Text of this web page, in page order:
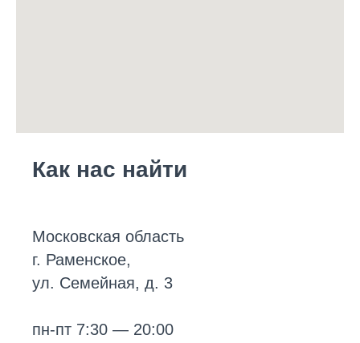
Как нас найти
Московская область
г. Раменское,
ул. Семейная, д. 3
пн-пт 7:30 — 20:00